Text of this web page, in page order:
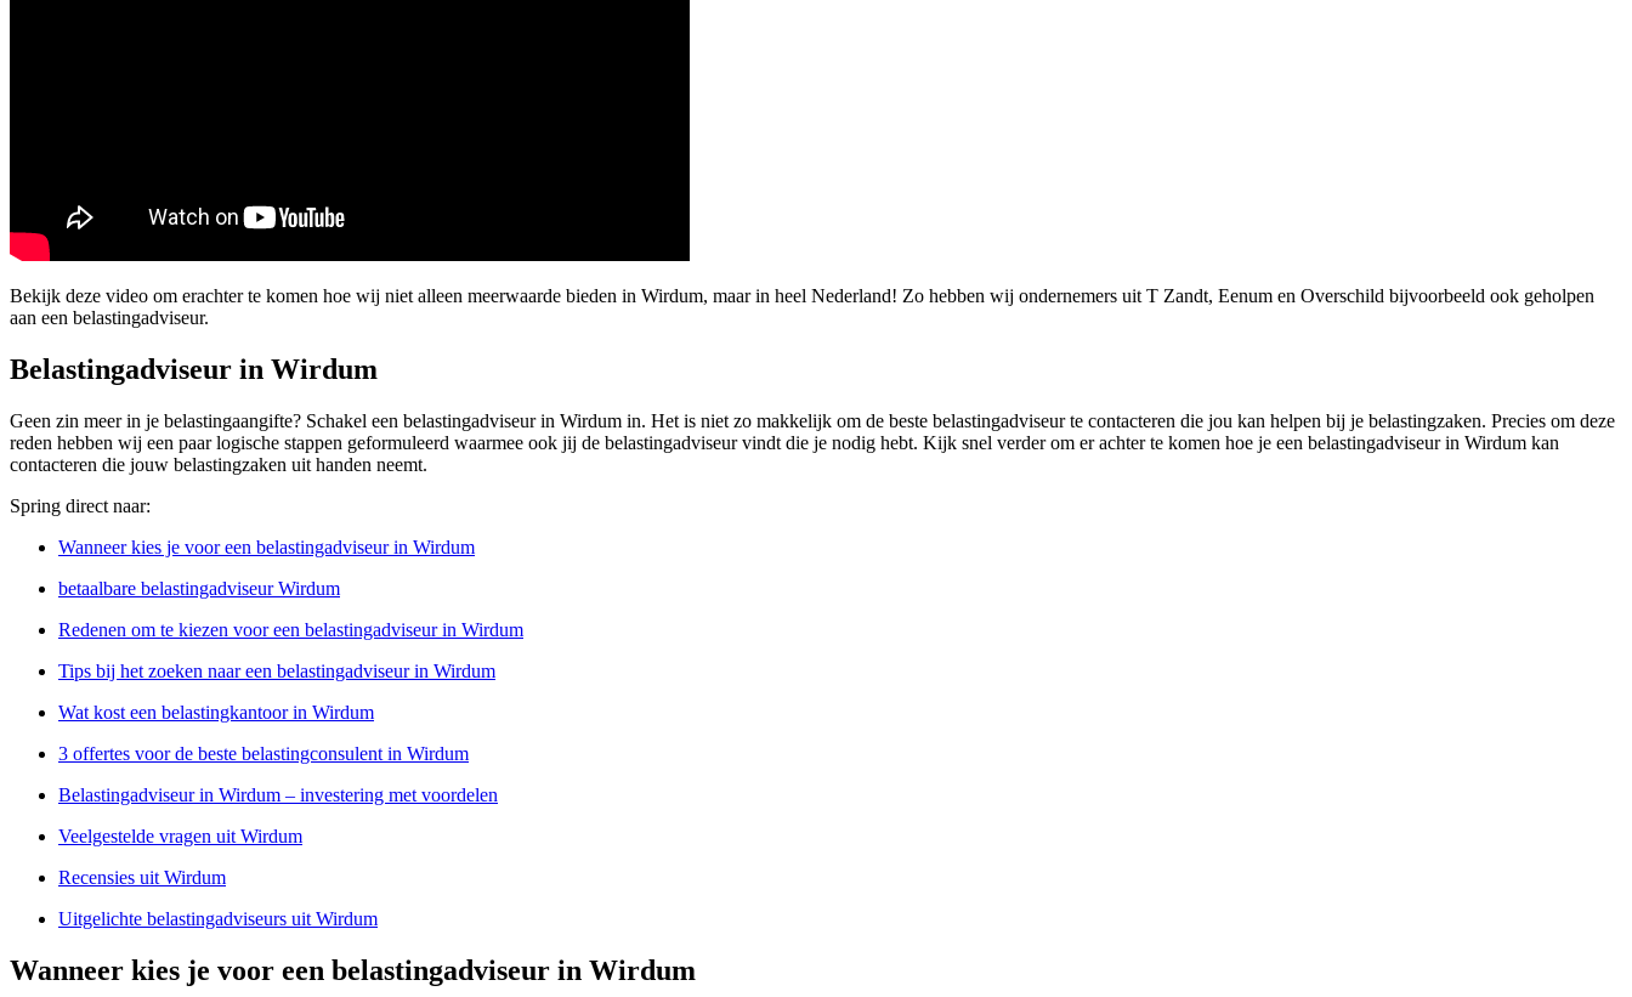
Bekijk deze video om erachter te komen hoe wij niet alleen meerwaarde bieden in Wirdum, maar in heel Nederland! Zo hebben wij ondernemers uit T Zandt, Eenum en Overschild bijvoorbeeld ook geholpen
aan een belastingadviseur.
Belastingadviseur in Wirdum
Geen zin meer in je belastingaangifte? Schakel een belastingadviseur in Wirdum in. Het is niet zo makkelijk om de beste belastingadviseur te contacteren die jou kan helpen bij je belastingzaken. Precies om deze
reden hebben wij een paar logische stappen geformuleerd waarmee ook jij de belastingadviseur vindt die je nodig hebt. Kijk snel verder om er achter te komen hoe je een belastingadviseur in Wirdum kan
contacteren die jouw belastingzaken uit handen neemt.
Spring direct naar:
Wanneer kies je voor een belastingadviseur in Wirdum
betaalbare belastingadviseur Wirdum
Redenen om te kiezen voor een belastingadviseur in Wirdum
Tips bij het zoeken naar een belastingadviseur in Wirdum
Wat kost een belastingkantoor in Wirdum
3 offertes voor de beste belastingconsulent in Wirdum
Belastingadviseur in Wirdum – investering met voordelen
Veelgestelde vragen uit Wirdum
Recensies uit Wirdum
Uitgelichte belastingadviseurs uit Wirdum
Wanneer kies je voor een belastingadviseur in Wirdum